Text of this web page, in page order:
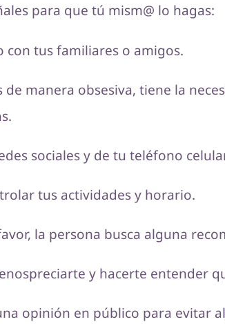
para que tú mism@ lo hagas:
con tus familiares o amigos.
manera obsesiva, tiene la
sociales y de tu teléfono
tus actividades y horario.
la persona busca alguna
y hacerte entender
opinión en público para evitar